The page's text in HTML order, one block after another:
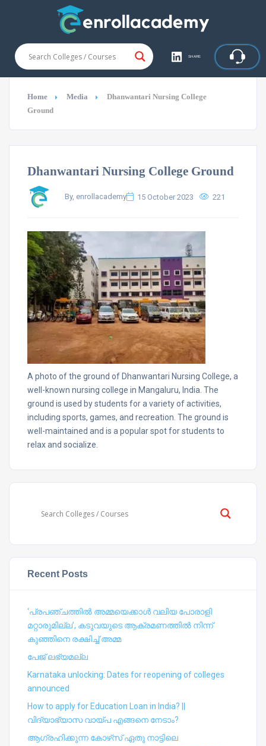
SHARE
Home Media
Dhanwantari Nursing College
Ground
Dhanwantari Nursing College Ground
By, enrollacademy 15 October 2023 221
A photo of the ground of Dhanwantari Nursing College, a
well-known nursing college in Mangaluru, India. The
ground is used by students for a variety of activities,
including sports, games, and recreation. The ground is
well-maintained and is a popular spot for students to
relax and socialize.
Recent Posts
‘പ്രപഞ്ചത്തില്‍ അമ്മയെക്കാള്‍ വലിയ പോരാളി
മറ്റാരുമില്ല’, കടുവയുടെ ആക്രമണത്തില്‍ നിന്ന്
കുഞ്ഞിനെ രക്ഷിച്ച് അമ്മ
പേജ് ലഭ്യമല്ല
Karnataka unlocking: Dates for reopening of colleges
announced
How to apply for Education Loan in India? ||
വിദ്യാഭ്യാസ വായ്പ എങ്ങനെ നേടാം?
ആഗ്രഹിക്കുന്ന കോഴ്‍സ് ഏതു നാട്ടിലെ